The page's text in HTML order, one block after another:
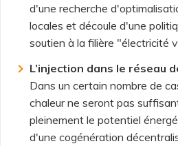
d'une recherche
locales et découle d'une
soutien à la filière "électricité
L’injection dans le réseau
Dans un certain nombre de
chaleur ne seront pas
pleinement le potentiel
d'une cogénération